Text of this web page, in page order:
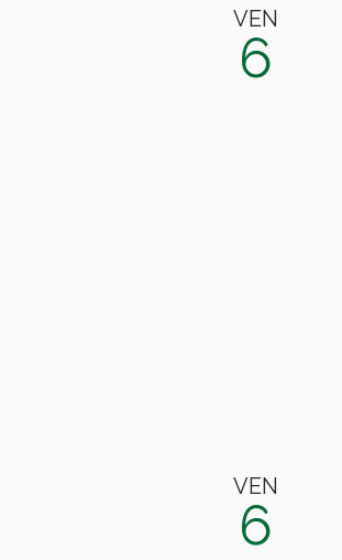
VEN
6
VEN
6